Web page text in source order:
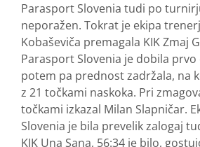
Parasport Slovenia tudi po
neporažen. Tokrat je ekipa
Kobaševiča premagala KIK Zmaj
Parasport Slovenia je dobila prvo
potem pa prednost zadržala, na
z 21 točkami naskoka. Pri
točkami izkazal Milan Slapničar.
Slovenia je bila prevelik zalogaj
KIK Una Sana, 56:34 je bilo,